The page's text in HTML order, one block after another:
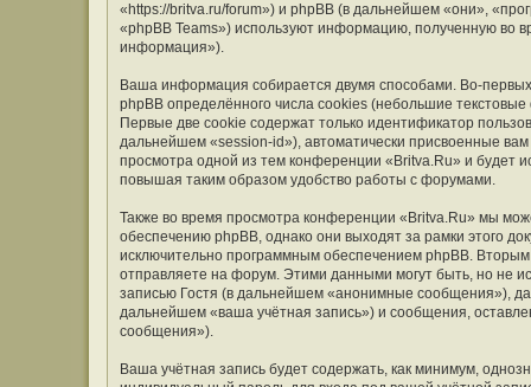
«https://britva.ru/forum») и phpBB (в дальнейшем «они»,
«phpBB Teams») используют информацию, полученную во
информация»).
Ваша информация собирается двумя способами. Во-
phpBB определённого числа cookies (небольшие
Первые две cookie содержат только идентификатор
дальнейшем «session-id»), автоматически присвоенные
просмотра одной из тем конференции «Britva.Ru» и будет
повышая таким образом удобство работы с форумами.
Также во время просмотра конференции «Britva.Ru» мы
обеспечению phpBB, однако они выходят за рамки этого
исключительно программным обеспечением phpBB.
отправляете на форум. Этими данными могут быть, но не
записью Гостя (в дальнейшем «анонимные сообщения»),
дальнейшем «ваша учётная запись») и сообщения,
сообщения»).
Ваша учётная запись будет содержать, как минимум,